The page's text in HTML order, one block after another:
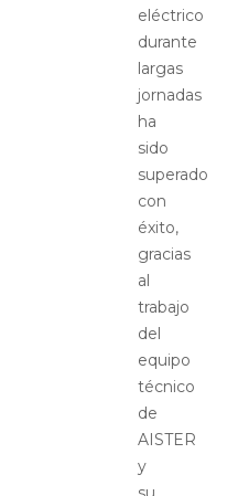
eléctrico
durante
largas
jornadas
ha
sido
superado
con
éxito,
gracias
al
trabajo
del
equipo
técnico
de
AISTER
y